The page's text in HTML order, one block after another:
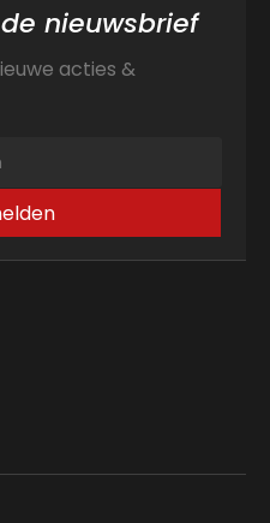
nieuwsbrief
acties &